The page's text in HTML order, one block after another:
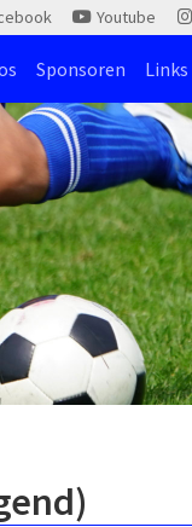
Youtube
Sponsoren Links